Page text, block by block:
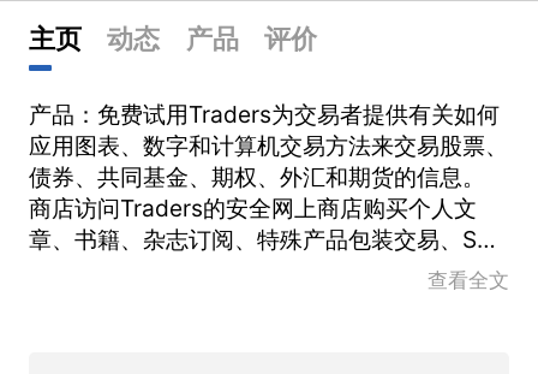
主页 动态 产品 评价
产品：免费试用Traders为交易者提供有关如何
应用图表、数字和计算机交易方法来交易股票、
债券、共同基金、期权、外汇和期货的信息。
商店访问Traders的安全网上商店购买个人文
章、书籍、杂志订阅、特殊产品包装交易、S&C
查看全文